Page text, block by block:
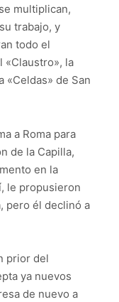
multiplican,
trabajo, y
todo el
«Claustro», la
«Celdas» de San
a Roma para
de la Capilla,
en la
le propusieron
pero él declinó a
prior del
ya nuevos
de nuevo a